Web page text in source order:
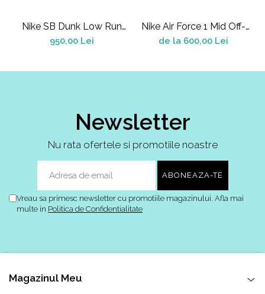
Nike SB Dunk Low Run
The Jewels
950,00 Lei
Nike Air Force 1 Mid Off-
White Pine Green
de la 600,00 Lei
Newsletter
Nu rata ofertele si promotiile noastre
Vreau sa primesc newsletter cu promotiile magazinului. Afla mai
multe in Politica de Confidentialitate
Magazinul Meu